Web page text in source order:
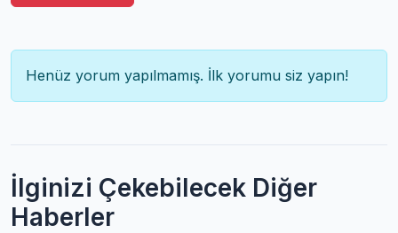
Henüz yorum yapılmamış. İlk yorumu siz yapın!
İlginizi Çekebilecek Diğer
Haberler